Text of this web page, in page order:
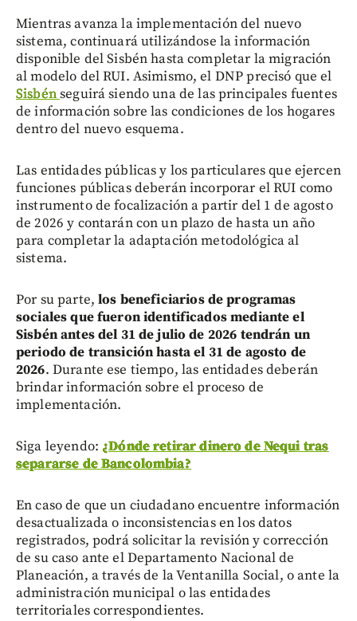
Mientras avanza la implementación del nuevo
sistema, continuará utilizándose la información
disponible del Sisbén hasta completar la migración
al modelo del RUI. Asimismo, el DNP precisó que el
Sisbénseguirá siendo una de las principales fuentes
de información sobre las condiciones de los hogares
dentro del nuevo esquema.
Las entidades públicas y los particulares que ejercen
funciones públicas deberán incorporar el RUI como
instrumento de focalización a partir del 1 de agosto
de 2026 y contarán con un plazo de hasta un año
para completar la adaptación metodológica al
sistema.
Por su parte,los beneficiarios de programas
sociales que fueron identificados mediante el
Sisbén antes del 31 de julio de 2026 tendrán un
periodo de transición hasta el 31 de agosto de
2026. Durante ese tiempo, las entidades deberán
brindar información sobre el proceso de
implementación.
Siga leyendo: ¿Dónde retirar dinero de Nequi tras
separarse de Bancolombia?
En caso de que un ciudadano encuentre información
desactualizada o inconsistencias en los datos
registrados, podrá solicitar la revisión y corrección
de su caso ante el Departamento Nacional de
Planeación, a través de la Ventanilla Social, o ante la
administración municipal o las entidades
territoriales correspondientes.